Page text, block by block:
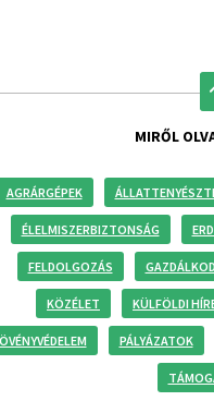
MIRŐL
AGRÁRGÉPEK
ÉLELMISZERBIZTONSÁG
FELDOLGOZÁS
KÖZÉLET KÜLFÖLDI
PÁLYÁZATOK